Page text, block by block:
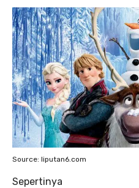
Source: liputan6.com
Sepertinya